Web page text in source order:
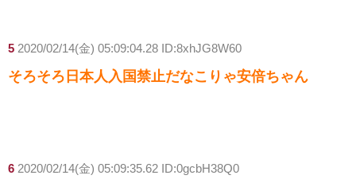
5 2020/02/14(金) 05:09:04.28 ID:8xhJG8W60
そろそろ日本人入国禁止だなこりゃ安倍ちゃん
6 2020/02/14(金) 05:09:35.62 ID:0gcbH38Q0